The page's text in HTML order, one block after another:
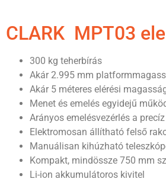
CLARK MPT03
300 kg teherbírás
Akár 2.995 mm
Akár 5 méteres elérési
Menet és emelés egyidejű
Arányos emelésvezérlés a
Elektromosan állítható felső
Manuálisan kihúzható
Kompakt, mindössze 750 mm
Li-ion akkumulátoros kivitel